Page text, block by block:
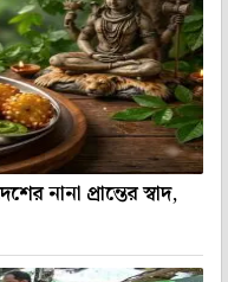
নানা প্রান্তের স্বাদ,